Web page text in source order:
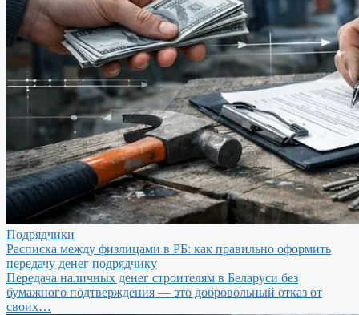
Подрядчики
Расписка между физлицами в РБ: как правильно оформить
передачу денег подрядчику
Передача наличных денег строителям в Беларуси без
бумажного подтверждения — это добровольный отказ от
своих…